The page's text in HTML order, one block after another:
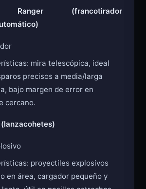
(francotirador
mira telescópica, ideal
precisos a media/larga
bajo margen de error en
cercano.
(lanzacohetes)
proyectiles explosivos
en área, cargador pequeño y